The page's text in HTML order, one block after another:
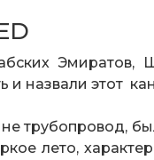
Эмиратов,
и назвали этот
трубопровод,
лето,